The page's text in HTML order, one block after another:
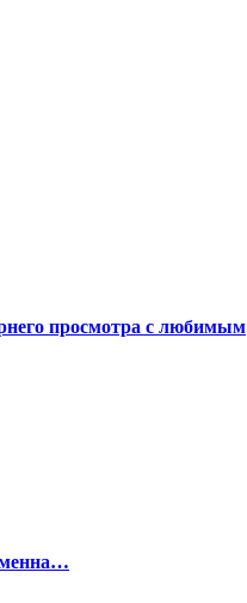
просмотра с любимым